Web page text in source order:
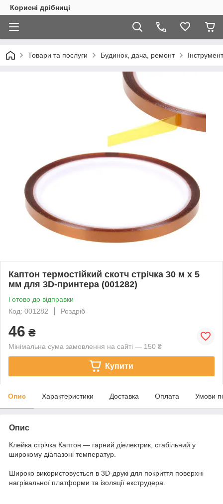
Корисні дрібниці
Товари та послуги Будинок, дача, ремонт
Каптон термостійкий скотч стрічка 30 м x 5
мм для 3D-принтера (001282)
Готово до відправки
Код: 001282
Роздріб
46 ₴
Мінімальна сума замовлення на сайті — 150 ₴
Купити
Опис Характеристики Доставка Оплата Умови
Опис
Клейка стрічка Каптон — гарний діелектрик, стабільний у
широкому діапазоні температур.
Широко використовується в 3D-друкі для покриття поверхні
нагрівальної платформи та ізоляції екструдера.